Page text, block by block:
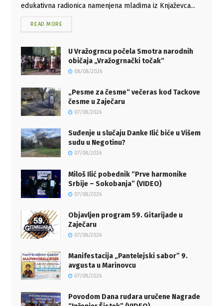
edukativna radionica namenjena mladima iz Knjaževca...
READ MORE
U Vražogrncu počela Smotra narodnih
običaja „Vražogrnački točak“
08/08/2026
„Pesme za česme“ večeras kod Tackove
česme u Zaječaru
07/08/2026
Suđenje u slučaju Danke Ilić biće u Višem
sudu u Negotinu?
07/08/2026
Miloš Ilić pobednik “Prve harmonike
Srbije – Sokobanja” (VIDEO)
07/08/2026
Objavljen program 59. Gitarijade u
Zaječaru
07/08/2026
Manifestacija „Pantelejski sabor” 9.
avgusta u Marinovcu
07/08/2026
Povodom Dana rudara uručene Nagrade